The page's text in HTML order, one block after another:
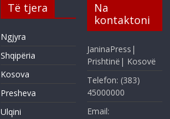
Të tjera
Ngjyra
Shqipëria
Kosova
Presheva
Ulqini
Na
kontaktoni
JaninaPress|
Prishtinë| Kosovë
Telefon: (383)
45000000
Email: